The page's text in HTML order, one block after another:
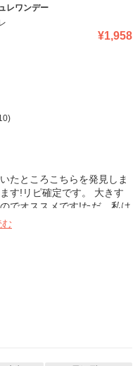
レワンデー
¥1,958
)
たところこちらを発見しま
す!リピ確定です。 大きす
でオススメです!ただ、私は
せんでした(><)